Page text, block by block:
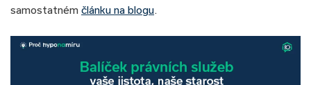
samostatném článku na blogu.